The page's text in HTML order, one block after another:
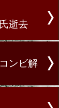
早くも再
トのオッ